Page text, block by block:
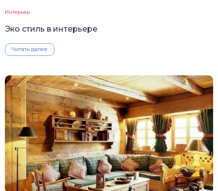
Интерьер
Эко стиль в интерьере
Читать далее